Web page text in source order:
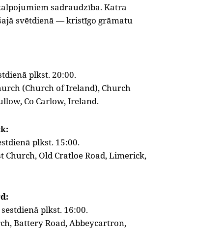
sadraudzība. Katra
svētdienā — kristīgo grāmatu
plkst. 20:00.
(Church of Ireland), Church
Co Carlow, Ireland.
plkst. 15:00.
Church, Old Cratloe Road, Limerick,
plkst. 16:00.
Battery Road, Abbeycartron,